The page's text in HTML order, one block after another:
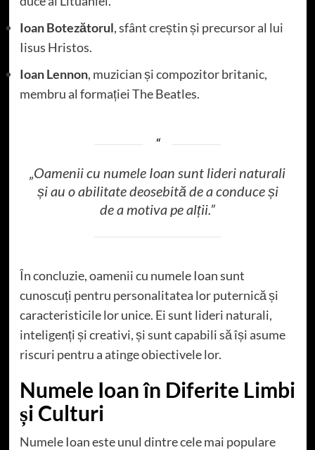
Ioan Botezătorul, sfânt creștin și precursor al lui
Iisus Hristos.
Ioan Lennon, muzician și compozitor britanic,
membru al formației The Beatles.
„Oamenii cu numele Ioan sunt lideri naturali
și au o abilitate deosebită de a conduce și
de a motiva pe alții.”
În concluzie, oamenii cu numele Ioan sunt
cunoscuți pentru personalitatea lor puternică și
caracteristicile lor unice. Ei sunt lideri naturali,
inteligenți și creativi, și sunt capabili să își asume
riscuri pentru a atinge obiectivele lor.
Numele Ioan în Diferite Limbi
și Culturi
Numele Ioan este unul dintre cele mai populare